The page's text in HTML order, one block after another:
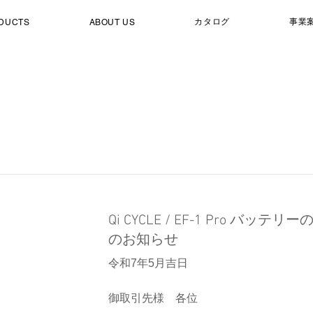
ABOUT US カタログ 事業
Qi CYCLE / EF-1 Pro バッテリー
のお知らせ
令和7年5月吉日
御取引先様 各位